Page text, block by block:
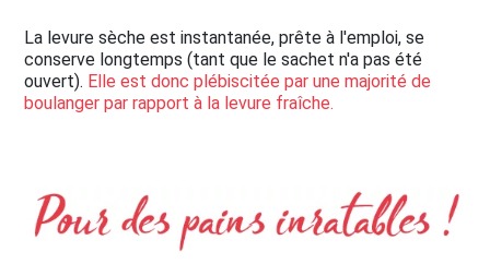
La levure sèche est instantanée, prête à l'emploi, se
conserve longtemps (tant que le sachet n'a pas été
ouvert). Elle est donc plébiscitée par une majorité de
boulanger par rapport à la levure fraîche.